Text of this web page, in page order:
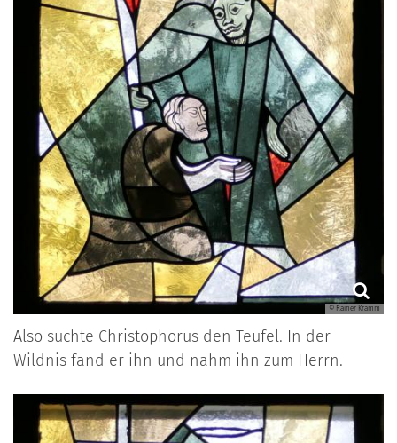
© Rainer Kramm
Also suchte Christophorus den Teufel. In der
Wildnis fand er ihn und nahm ihn zum Herrn.